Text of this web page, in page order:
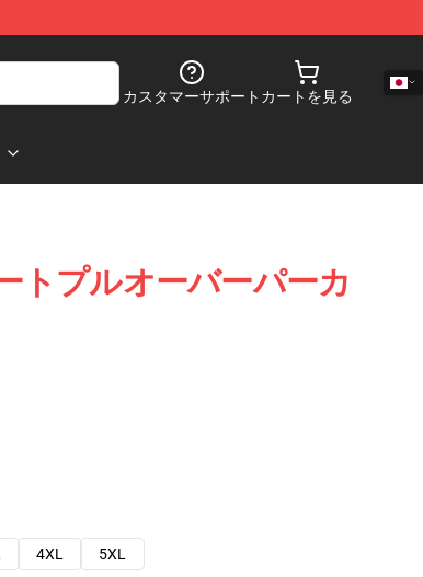
カスタマーサポート カートを見る
トプルオーバーパーカ
4XL
5XL